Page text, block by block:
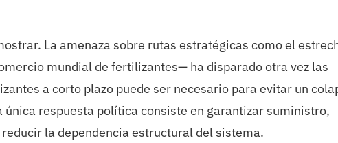
La amenaza sobre rutas estratégicas como el
mundial de fertilizantes— ha disparado otra vez las
a corto plazo puede ser necesario para evitar un
respuesta política consiste en garantizar suministro,
la dependencia estructural del sistema.